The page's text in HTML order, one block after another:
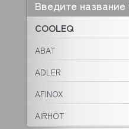
COOLEQ
ABAT
ADLER
AFINOX
AIRHOT